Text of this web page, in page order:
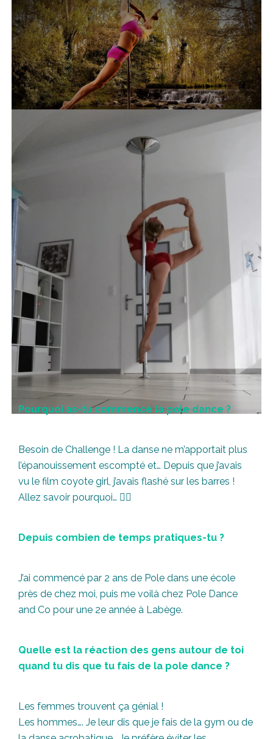
Pourquoi as-tu commencé la pole dance ?
Besoin de Challenge ! La danse ne m’apportait plus
l’épanouissement escompté et… Depuis que j’avais
vu le film coyote girl, j’avais flashé sur les barres !
Allez savoir pourquoi… 🤷‍♀️
Depuis combien de temps pratiques-tu ?
J’ai commencé par 2 ans de Pole dans une école
près de chez moi, puis me voilà chez Pole Dance
and Co pour une 2e année à Labège.
Quelle est la réaction des gens autour de toi
quand tu dis que tu fais de la pole dance ?
Les femmes trouvent ça génial !
Les hommes…. Je leur dis que je fais de la gym ou de